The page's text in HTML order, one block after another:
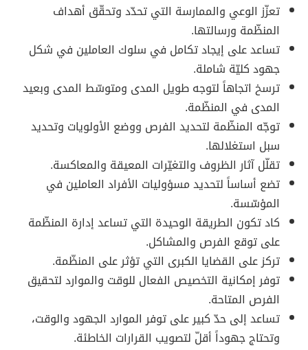
تعزّز الوعي والممارسة التي تحدّد وتحقّق أهداف
المنظّمة ورسالتها.
تساعد على إيجاد تكامل في سلوك العاملين في شكل
جهود كليّة شاملة.
ترسخ اتجاهاً لتوجه طويل المدى ومتوسّط المدى وبعيد
المدى في المنظّمة.
توجّه المنظّمة لتحديد الفرص ووضع الأولويات وتحديد
سبل استغلالها.
تقلّل آثار الظروف والتغيّرات المعيقة والمعاكسة.
تضع أساساً لتحديد مسؤوليات الأفراد العاملين في
المؤسّسة.
كاد تكون الطريقة الوحيدة التي تساعد إدارة المنظّمة
على توقع الفرص والمشاكل.
تركز على القضايا الكبرى التي تؤثر على المنظّمة.
توفر إمكانية التخصيص الفعال للوقت والموارد لتحقيق
الفرص المتاحة.
تساعد إلى حدّ كبير على توفر الموارد الجهود والوقت،
وتحتاج جهوداً أقلّ لتصويب القرارات الخاطئة.